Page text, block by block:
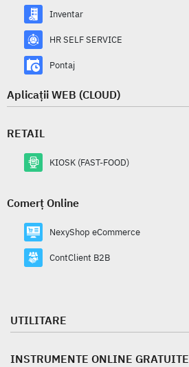
Inventar
HR SELF SERVICE
Pontaj
Aplicații WEB (CLOUD)
RETAIL
KIOSK (FAST-FOOD)
Comerț Online
NexyShop eCommerce
ContClient B2B
UTILITARE
INSTRUMENTE ONLINE GRATUITE